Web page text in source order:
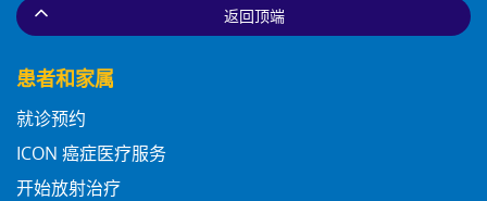
患者和家属
就诊预约
ICON 癌症医疗服务
开始放射治疗
返回顶端